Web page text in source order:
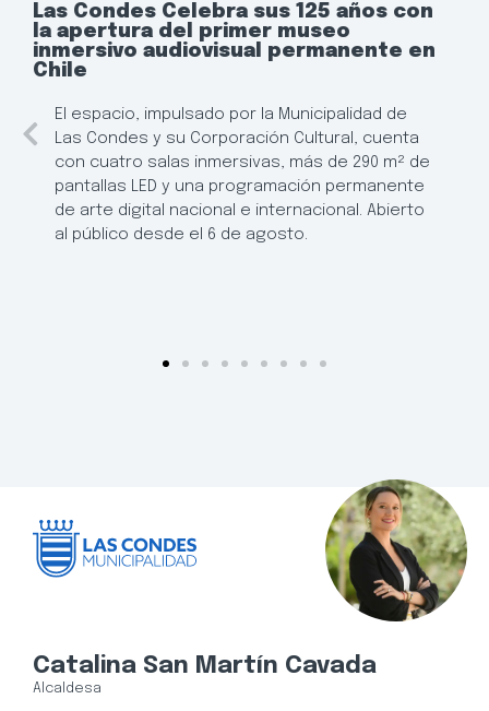
Las Condes Celebra sus 125 años con
la apertura del primer museo
inmersivo audiovisual permanente en
Chile
El espacio, impulsado por la Municipalidad de
Las Condes y su Corporación Cultural, cuenta
con cuatro salas inmersivas, más de 290 m² de
pantallas LED y una programación permanente
de arte digital nacional e internacional. Abierto
al público desde el 6 de agosto.
Catalina San Martín Cavada
Alcaldesa